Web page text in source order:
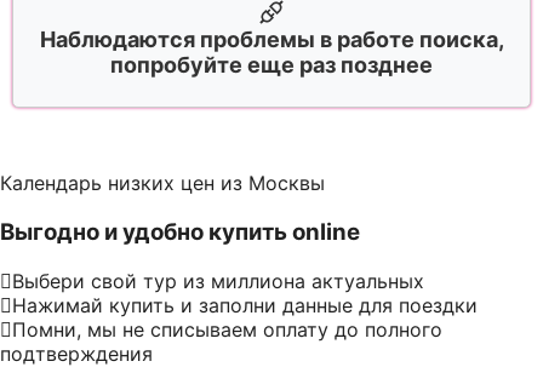
Наблюдаются проблемы в работе поиска,
попробуйте еще раз позднее
Календарь низких цен из Москвы
Выгодно и удобно купить online
Выбери свой тур из миллиона актуальных
Нажимай купить и заполни данные для поездки
Помни, мы не списываем оплату до полного
подтверждения